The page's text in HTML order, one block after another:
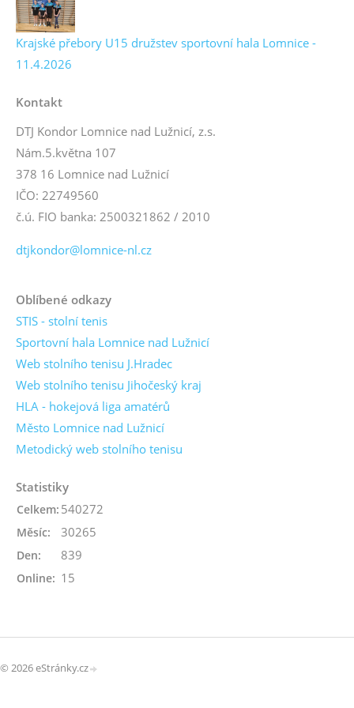
Krajské přebory U15 družstev sportovní hala Lomnice -
11.4.2026
Kontakt
DTJ Kondor Lomnice nad Lužnicí, z.s.
Nám.5.května 107
378 16 Lomnice nad Lužnicí
IČO: 22749560
č.ú. FIO banka: 2500321862 / 2010
dtjkondor@lomnice-nl.cz
Oblíbené odkazy
STIS - stolní tenis
Sportovní hala Lomnice nad Lužnicí
Web stolního tenisu J.Hradec
Web stolního tenisu Jihočeský kraj
HLA - hokejová liga amatérů
Město Lomnice nad Lužnicí
Metodický web stolního tenisu
Statistiky
Online: 15
Celkem: 540272
Měsíc: 30265
Den: 839
© 2026 eStránky.cz